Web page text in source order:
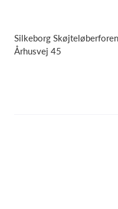
Silkeborg
Århusvej 45